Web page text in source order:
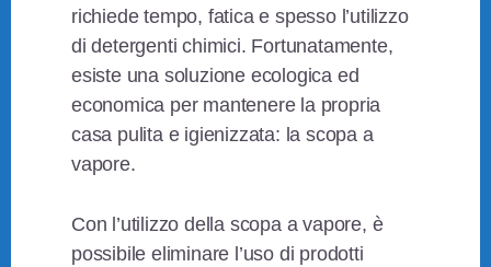
richiede tempo, fatica e spesso l’utilizzo
di detergenti chimici. Fortunatamente,
esiste una soluzione ecologica ed
economica per mantenere la propria
casa pulita e igienizzata: la scopa a
vapore.
Con l’utilizzo della scopa a vapore, è
possibile eliminare l’uso di prodotti